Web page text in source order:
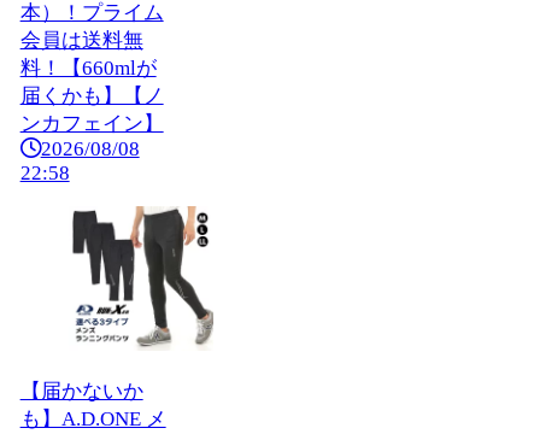
本）！プライム
会員は送料無
料！【660mlが
届くかも】【ノ
ンカフェイン】
2026/08/08
22:58
【届かないか
も】A.D.ONE メ